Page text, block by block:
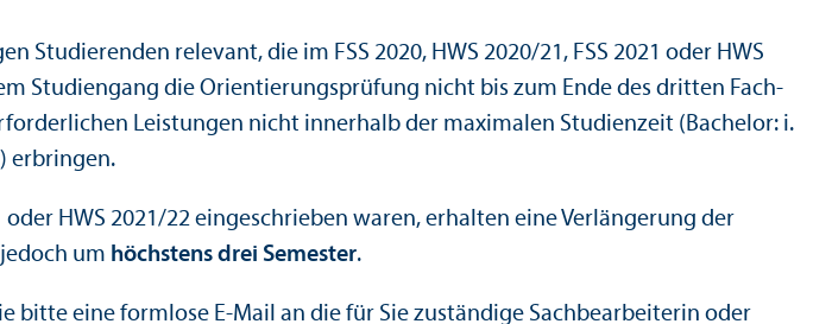
Studierenden relevant, die im FSS 2020, HWS 2020/21, FSS 2021 oder HWS
Studien­gang die Orientierungs­prüfung nicht bis zum Ende des dritten Fach­
Leistungen nicht innerhalb der maximalen Studien­zeit (Bachelor: i.
erbringen.
oder HWS 2021/22 eingeschrieben waren, erhalten eine Verlängerung der
um höchstens drei Semester.
bitte eine formlose E-Mail an die für Sie zuständige Sachbearbeiterin oder